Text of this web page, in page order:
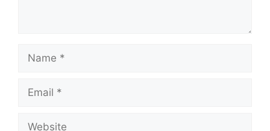
Name
Email
Website